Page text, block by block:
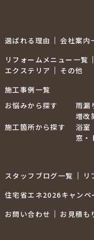
選ばれる理由 会社案内
リフォームメニュー一覧
エクステリア
その他
施工事例一覧
お悩みから探す
雨漏
増改
施工箇所から探す
浴室
窓・
スタッフブログ一覧 リ
住宅省エネ2026キャンペ
お問い合わせ お見積も